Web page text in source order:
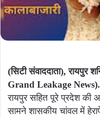
(सिटी संवाददाता), रायपुर
Grand Leakage News).
रायपुर सहित पूरे प्रदेश की
सामने शासकीय चांवल में